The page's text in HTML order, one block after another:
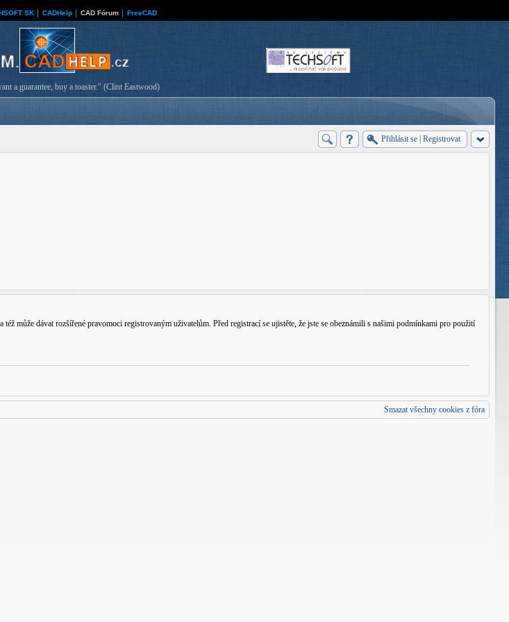
SK CADHelp CAD Fórum FreeCAD
a guarantee, buy a toaster." (Clint Eastwood)
Přihlásit se Registrovat
může dávat rozšířené pravomoci registrovaným uživatelům. Před registrací se ujistěte, že jste se obeznámili s našimi podmínkami pro použití
Smazat všechny cookies z fóra